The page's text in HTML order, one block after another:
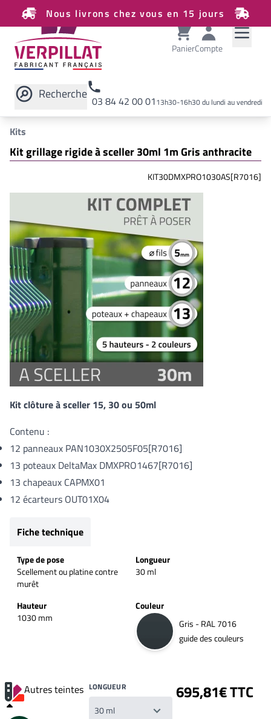
Nous livrons chez vous en 15 jours
PanierCompte
Recherche 03 84 42 00 0113h30-16h30 du lundi au vendredi
Rechercher sur le site
Kits
Kit grillage rigide à sceller 30ml 1m Gris anthracite
KIT30DMXPRO1030AS[R7016]
Kit clôture à sceller 15, 30 ou 50ml
Contenu :
12 panneaux PAN1030X2505F05[R7016]
13 poteaux DeltaMax DMXPRO1467[R7016]
13 chapeaux CAPMX01
12 écarteurs OUT01X04
Fiche technique
Type de pose
Scellement ou platine contre
murêt
Longueur
30 ml
Hauteur
1030 mm
Couleur
Gris - RAL 7016
guide des couleurs
Autres teintes LONGUEUR 695,81€ TTC